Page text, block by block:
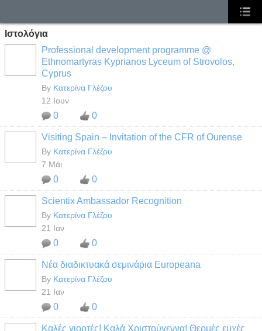
Ιστολόγια
Professional development programme @
Ethnomartyras Kyprianos Lyceum of Strovolos,
Cyprus
By Κατερίνα Γλέζου
12 Ιουν
0 0
Visiting Spain – Invitation of the CFR of Ourense
By Κατερίνα Γλέζου
7 Μάι
0 0
Scientix Ambassador Recognition
By Κατερίνα Γλέζου
21 Ιαν
0 0
Νέα διαδικτυακά σεμινάρια Europeana
By Κατερίνα Γλέζου
21 Ιαν
0 0
Καλές γιορτές! Καλά Χριστούγεννα! Θερμές ευχές